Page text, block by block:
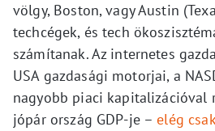
völgy, Boston, vagy Austin
techcégek, és tech
számítanak. Az internetes
USA gazdasági motorjai, a
nagyobb piaci kapitalizációval
jópár ország GDP-je –elég